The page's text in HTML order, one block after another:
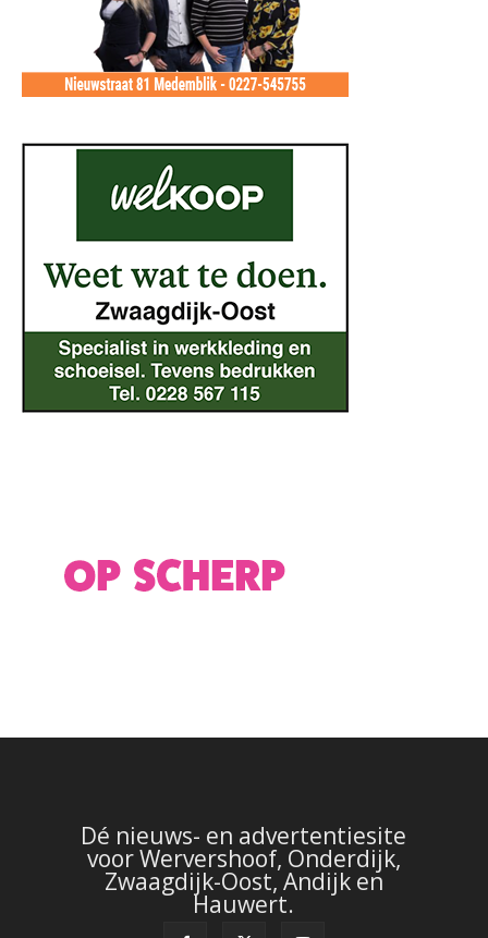
Dé nieuws- en advertentiesite
voor Wervershoof, Onderdijk,
Zwaagdijk-Oost, Andijk en
Hauwert.